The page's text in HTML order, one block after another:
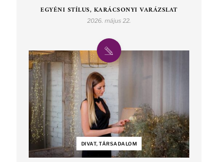
EGYÉNI STÍLUS, KARÁCSONYI VARÁZSLAT
2026. május 22.
DIVAT, TÁRSADALOM